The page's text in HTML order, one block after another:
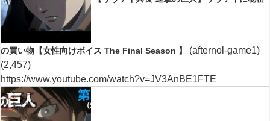
の買い物【女性向けボイス The Final Season 】
(afternol-game1)
(2,457)
https://www.youtube.com/watch?v=JV3AnBE1FTE